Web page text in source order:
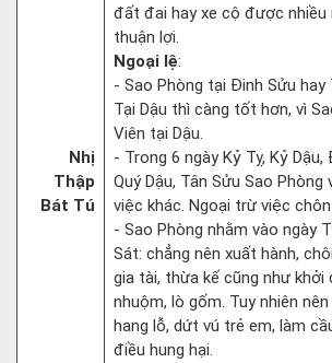
Nhị
Thập
Bát Tú
đất đai hay xe cộ được nhiều
thuận lợi.
Ngoại lệ:
- Sao Phòng tại Đinh Sửu
Tại Dậu thì càng tốt hơn, vì
Viên tại Dậu.
- Trong 6 ngày Kỷ Tỵ, Kỷ Dậu,
Quý Dậu, Tân Sửu Sao
việc khác. Ngoại trừ việc
- Sao Phòng nhằm vào ngày
Sát: chẳng nên xuất hành,
gia tài, thừa kế cũng như khởi
nhuộm, lò gốm. Tuy nhiên
hang lỗ, dứt vú trẻ em, làm
điều hung hại.